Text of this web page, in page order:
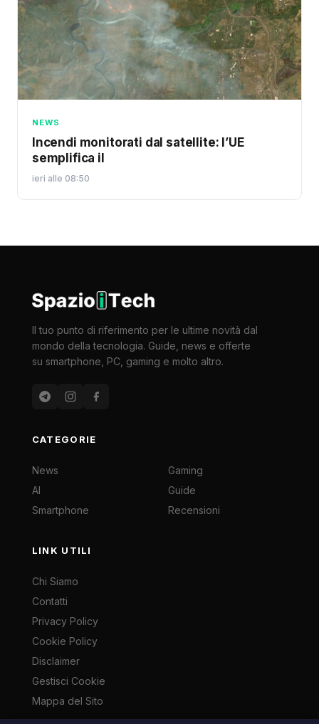
NEWS
Incendi monitorati dal satellite: l’UE
semplifica il
ieri alle 08:50
Il tuo punto di riferimento per le ultime novità dal
mondo della tecnologia. Guide, news e offerte
su smartphone, PC, gaming e molto altro.
CATEGORIE
News
AI
Smartphone
Gaming
Guide
Recensioni
LINK UTILI
Chi Siamo
Contatti
Privacy Policy
Cookie Policy
Disclaimer
Gestisci Cookie
Mappa del Sito